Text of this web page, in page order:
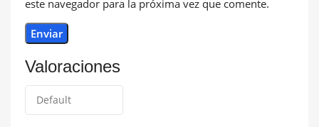
Valoraciones
este navegador para la próxima vez que comente.